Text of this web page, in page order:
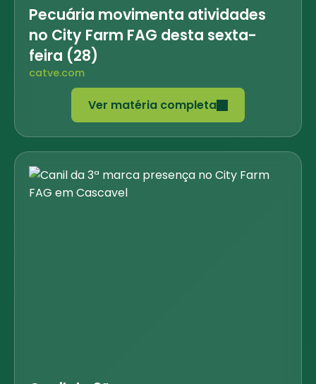
Pecuária movimenta atividades
no City Farm FAG desta sexta-
feira (28)
catve.com
Ver matéria completa